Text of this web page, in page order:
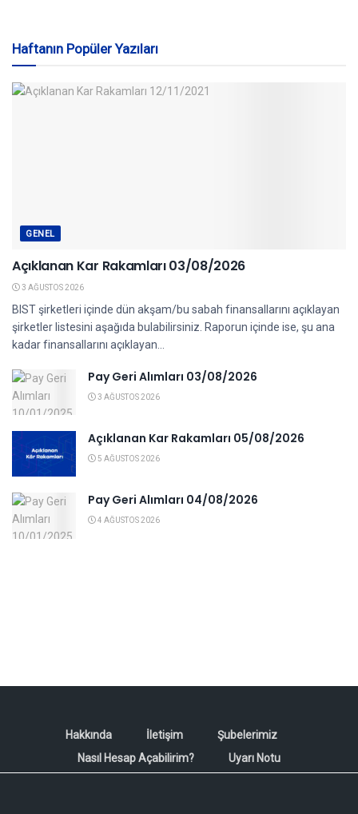
Haftanın Popüler Yazıları
GENEL
Açıklanan Kar Rakamları 03/08/2026
3 AĞUSTOS 2026
BIST şirketleri içinde dün akşam/bu sabah finansallarını açıklayan
şirketler listesini aşağıda bulabilirsiniz. Raporun içinde ise, şu ana
kadar finansallarını açıklayan...
Pay Geri Alımları 03/08/2026
3 AĞUSTOS 2026
Açıklanan Kar Rakamları 05/08/2026
5 AĞUSTOS 2026
Pay Geri Alımları 04/08/2026
4 AĞUSTOS 2026
Hakkında İletişim
Şubelerimiz
Nasıl Hesap Açabilirim?
Uyarı Notu